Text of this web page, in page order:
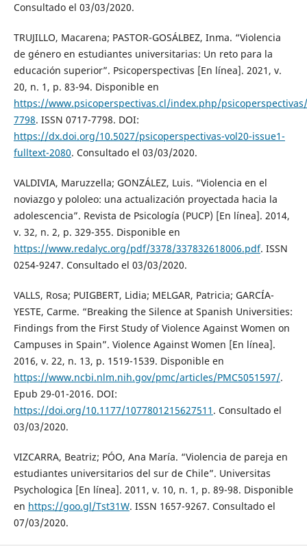
Consultado el 03/03/2020.
TRUJILLO, Macarena; PASTOR-GOSÁLBEZ, Inma. “Violencia
de género en estudiantes universitarias: Un reto para la
educación superior”. Psicoperspectivas [En línea]. 2021, v.
20, n. 1, p. 83-94. Disponible en
https://www.psicoperspectivas.cl/index.php/
7798. ISSN 0717-7798. DOI:
https://dx.doi.org/10.5027/psicoperspectivas-vol20-issue1-
fulltext-2080. Consultado el 03/03/2020.
VALDIVIA, Maruzzella; GONZÁLEZ, Luis. “Violencia en el
noviazgo y pololeo: una actualización proyectada hacia la
adolescencia”. Revista de Psicología (PUCP) [En línea]. 2014,
v. 32, n. 2, p. 329-355. Disponible en
https://www.redalyc.org/pdf/3378/337832618006.pdf. ISSN
0254-9247. Consultado el 03/03/2020.
VALLS, Rosa; PUIGBERT, Lidia; MELGAR, Patricia; GARCÍA-
YESTE, Carme. “Breaking the Silence at Spanish Universities:
Findings from the First Study of Violence Against Women on
Campuses in Spain”. Violence Against Women [En línea].
2016, v. 22, n. 13, p. 1519-1539. Disponible en
https://www.ncbi.nlm.nih.gov/pmc/articles/PMC5051597/.
Epub 29-01-2016. DOI:
https://doi.org/10.1177/1077801215627511 . Consultado el
03/03/2020.
VIZCARRA, Beatriz; PÓO, Ana María. “Violencia de pareja en
estudiantes universitarios del sur de Chile”. Universitas
Psychologica [En línea]. 2011, v. 10, n. 1, p. 89-98. Disponible
en https://goo.gl/Tst31W. ISSN 1657-9267. Consultado el
07/03/2020.